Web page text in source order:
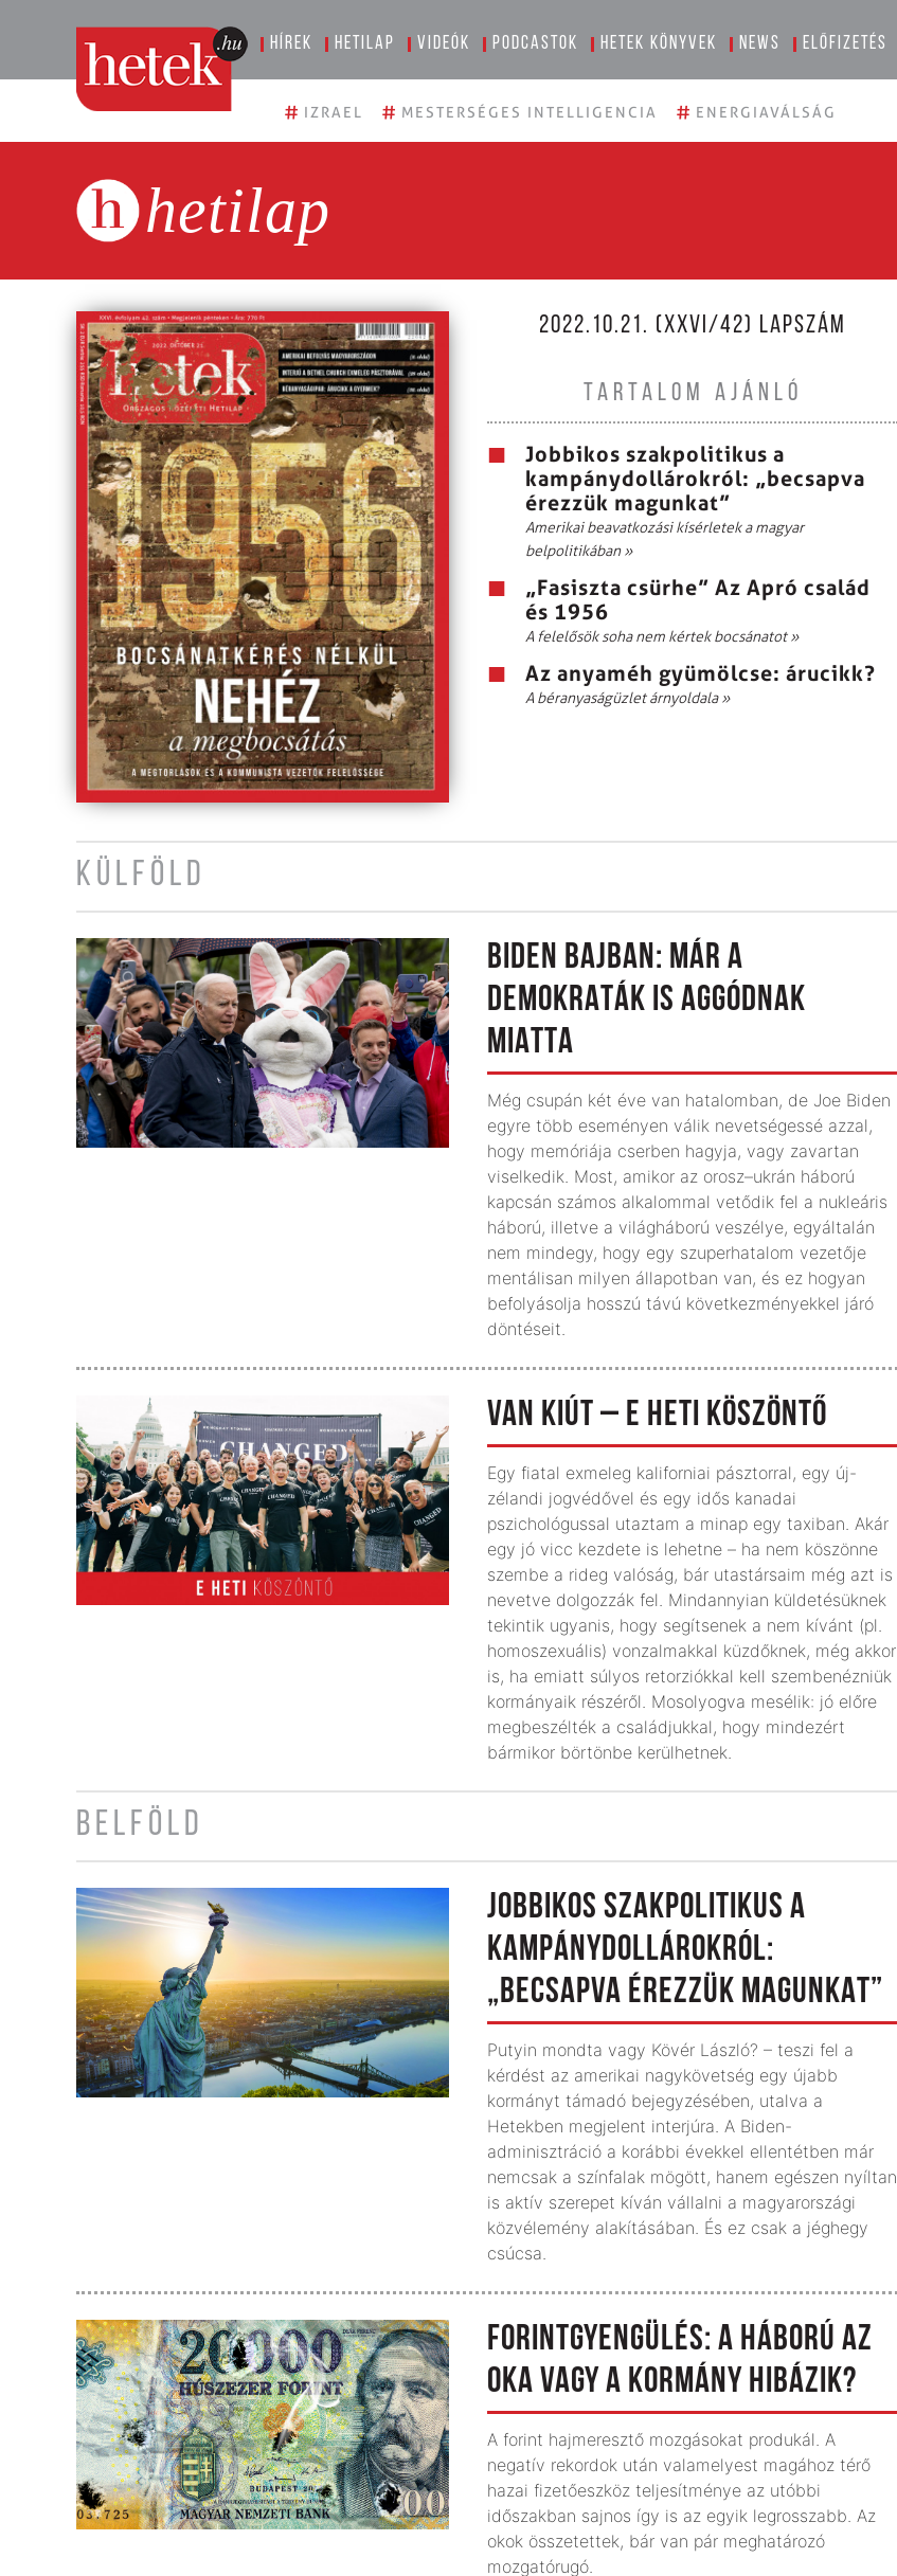
Hírek Hetilap Videók Podcastok Hetek könyvek News Előfizetés
# IZRAEL # MESTERSÉGES INTELLIGENCIA # ENERGIAVÁLSÁG
hetilap
2022.10.21. (XXVI/42) LAPSZÁM
TARTALOM AJÁNLÓ
Jobbikos szakpolitikus a
kampánydollárokról: „becsapva
érezzük magunkat”
Amerikai beavatkozási kísérletek a magyar
belpolitikában»
„Fasiszta csürhe” Az Apró család
és 1956
A felelősök soha nem kértek bocsánatot»
Az anyaméh gyümölcse: árucikk?
A béranyaságüzlet árnyoldala»
KÜLFÖLD
BIDEN BAJBAN: MÁR A
DEMOKRATÁK IS AGGÓDNAK
MIATTA
Még csupán két éve van hatalomban, de Joe Biden
egyre több eseményen válik nevetségessé azzal,
hogy memóriája cserben hagyja, vagy zavartan
viselkedik. Most, amikor az orosz–ukrán háború
kapcsán számos alkalommal vetődik fel a nukleáris
háború, illetve a világháború veszélye, egyáltalán
nem mindegy, hogy egy szuperhatalom vezetője
mentálisan milyen állapotban van, és ez hogyan
befolyásolja hosszú távú következményekkel járó
döntéseit.
VAN KIÚT – E HETI KÖSZÖNTŐ
Egy fiatal exmeleg kaliforniai pásztorral, egy új-
zélandi jogvédővel és egy idős kanadai
pszichológussal utaztam a minap egy taxiban. Akár
egy jó vicc kezdete is lehetne – ha nem köszönne
szembe a rideg valóság, bár utastársaim még azt is
nevetve dolgozzák fel. Mindannyian küldetésüknek
tekintik ugyanis, hogy segítsenek a nem kívánt (pl.
homoszexuális) vonzalmakkal küzdőknek, még akkor
is, ha emiatt súlyos retor­ziókkal kell szembenézniük
kormányaik részéről. Mo­solyogva mesélik: jó előre
megbeszélték a családjukkal, hogy mindezért
bármikor börtönbe kerülhetnek.
BELFÖLD
JOBBIKOS SZAKPOLITIKUS A
KAMPÁNYDOLLÁROKRÓL:
„BECSAPVA ÉREZZÜK MAGUNKAT”
Putyin mondta vagy Kövér László? – teszi fel a
kérdést az amerikai nagykövetség egy újabb
kormányt támadó bejegyzésében, utalva a
Hetekben megjelent interjúra. A Biden-
adminisztráció a korábbi évekkel ellentétben már
nemcsak a színfalak mögött, hanem egészen nyíltan
is aktív szerepet kíván vállalni a magyarországi
közvélemény alakításában. És ez csak a jéghegy
csúcsa.
FORINTGYENGÜLÉS: A HÁBORÚ AZ
OKA VAGY A KORMÁNY HIBÁZIK?
A forint hajmeresztő mozgásokat produkál. A
negatív rekordok után valamelyest magához térő
hazai fizetőeszköz teljesítménye az utóbbi
időszakban sajnos így is az egyik legrosszabb. Az
okok összetettek, bár van pár meghatározó
mozgatórugó.